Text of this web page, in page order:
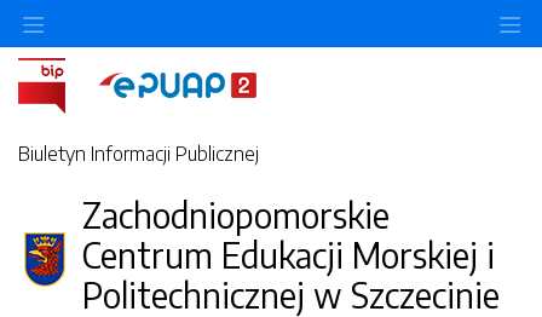
Biuletyn Informacji Publicznej
Zachodniopomorskie
Centrum Edukacji Morskiej i
Politechnicznej w Szczecinie